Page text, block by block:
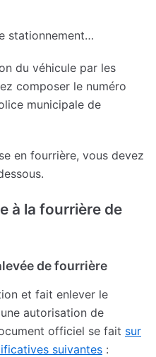
stationnement…
du véhicule par les
composer le numéro
municipale de
en fourrière, vous devez
à la fourrière de
de fourrière
et fait enlever le
autorisation de
officiel se fait sur
suivantes :